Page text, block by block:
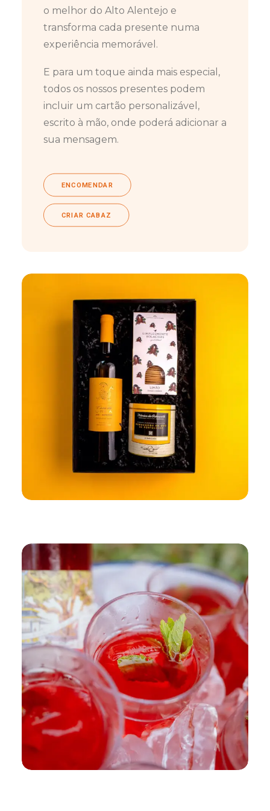
o melhor do Alto Alentejo e
transforma cada presente numa
experiência memorável.
E para um toque ainda mais especial,
todos os nossos presentes podem
incluir um cartão personalizável,
escrito à mão, onde poderá adicionar a
sua mensagem.
ENCOMENDAR
CRIAR CABAZ